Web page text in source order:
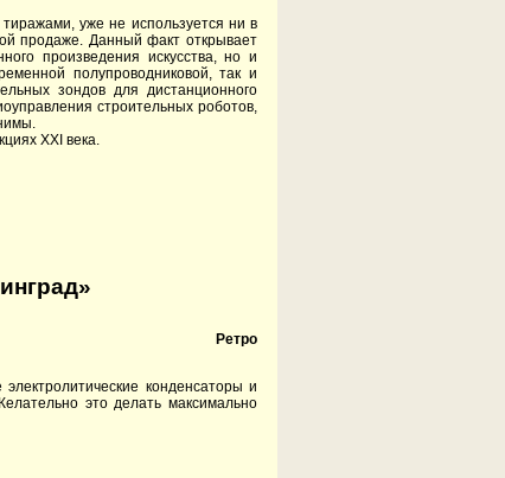
уже не используется ни в
продаже. Данный факт открывает
произведения искусства, но и
полупроводниковой, так и
зондов для дистанционного
строительных роботов,
XXI века.
Ретро
конденсаторы и
это делать максимально